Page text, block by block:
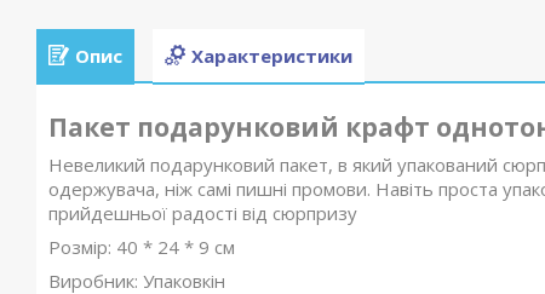
Опис Характеристики
Пакет подарунковий крафт
Невеликий подарунковий пакет, в який упакований
одержувача, ніж самі пишні промови. Навіть проста
прийдешньої радості від сюрпризу
Розмір: 40 * 24 * 9 см
Виробник: Упаковкін